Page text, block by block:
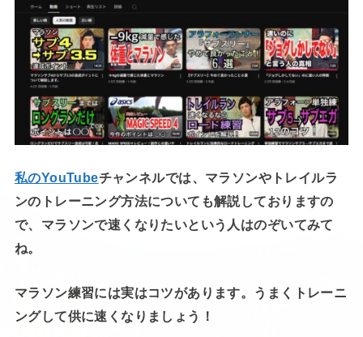
私のYouTubeチャンネルでは、マラソンやトレイルラ
ンのトレーニング方法についても解説しておりますの
で、マラソンで速くなりたいという人はのぞいてみて
ね。
マラソン練習には実はコツがあります。うまくトレーニ
ングして供に速くなりましょう！